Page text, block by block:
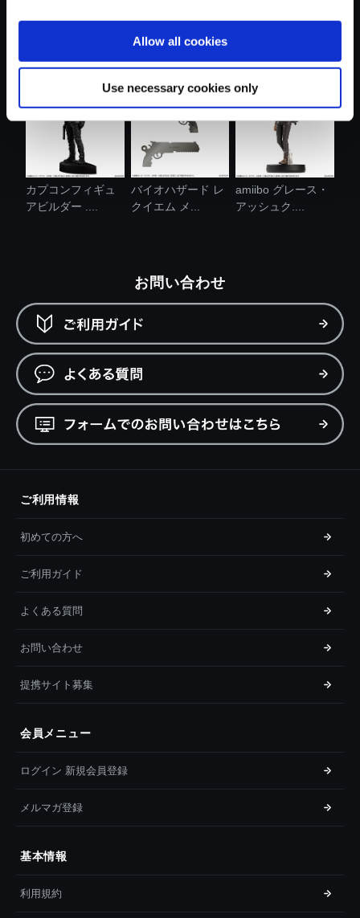
Allow all cookies
Use necessary cookies only
モンスターハンタ
ー ショルダ....
カプコンフィギュ
アビルダー ....
バイオハザード レ
クイエム メ...
amiibo グレース・
アッシュク....
お問い合わせ
ご利用情報
初めての方へ
ご利用ガイド
よくある質問
お問い合わせ
提携サイト募集
会員メニュー
ログイン 新規会員登録
メルマガ登録
基本情報
利用規約